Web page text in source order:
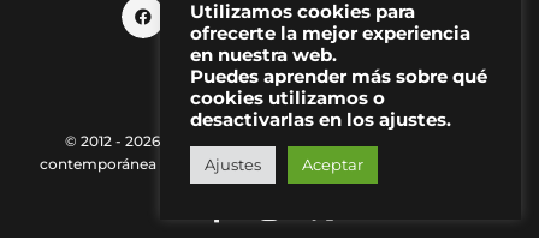
© 2012 - 2026 MAKMA | Revista de artes visuales y cultura
contemporánea |
Política de Privacidad|Aviso Legal
Utilizamos cookies para
ofrecerte la mejor experiencia
en nuestra web.
Puedes aprender más sobre qué
cookies utilizamos o
desactivarlas en los ajustes.
Ajustes Aceptar